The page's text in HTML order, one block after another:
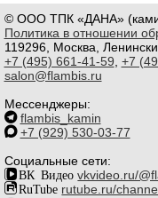
© ООО ТПК «ДАНА»
Политика в отношении
119296, Москва,
+7 (495) 661-41-59, +7
salon@flambis.ru
Мессенджеры:
flambis_kamin
+7 (929) 530-03-77
Социальные сети:
ВК Видео vkvideo.ru/
RuTube rutube.ru/